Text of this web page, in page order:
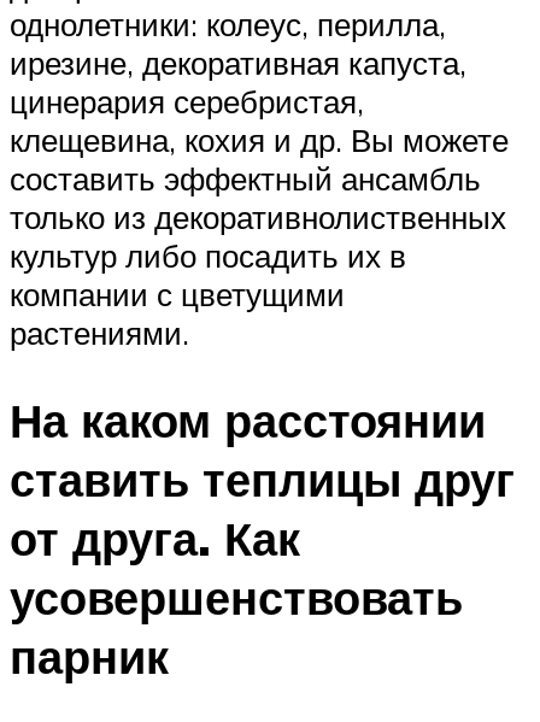
однолетники: колеус, перилла,
ирезине, декоративная капуста,
цинерария серебристая,
клещевина, кохия и др. Вы можете
составить эффектный ансамбль
только из декоративнолиственных
культур либо посадить их в
компании с цветущими
растениями.
На каком расстоянии
ставить теплицы друг
от друга. Как
усовершенствовать
парник